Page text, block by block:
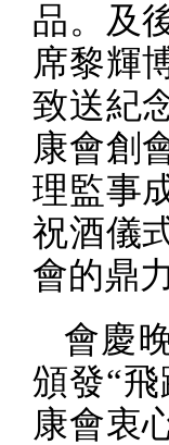
品。及
席黎輝
致送紀
康會創
理監事
祝酒儀
會的鼎
會慶
頒發“
康會衷